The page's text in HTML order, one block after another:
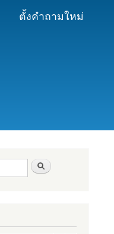
ตั้งคำถามใหม่